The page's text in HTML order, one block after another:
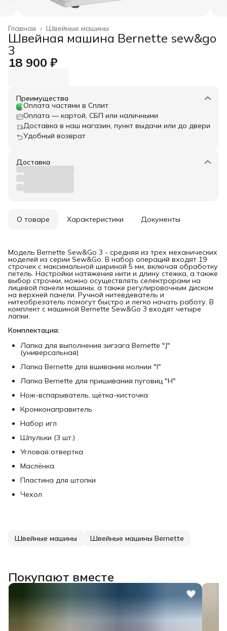
Швейные машины
Главная ›
Швейная машина Bernette sew&go
3
18 900 ₽
Преимущества
Оплата частями в Сплит
Оплата — картой, СБП или наличными
Доставка в наш магазин, пункт выдачи или до двери
Удобный возврат
Доставка
О товаре Характеристики Документы
Модель Bernette Sew&Go 3 - средняя из трех механических
моделей из серии Sew&Go. В набор операций входят 19
строчек с максимальной шириной 5 мм, включая обработку
петель. Настройки натяжения нити и длину стежка, а также
выбор строчки, можно осуществлять селектрорами на
лицевой панели машины, а также регулировочным диском
на верхней панели. Ручной нитевдеватель и
нитеобрезатель помогут быстро и легко начать работу. В
комплект с машиной Bernette Sew&Go 3 входят четыре
лапки.
Комплектация:
Лапка для выполнения зигзага Bernette "J"
(универсальная)
Лапка Bernette для вшивания молнии "I"
Лапка Bernette для пришивания пуговиц "H"
Нож-вспарыватель, щётка-кисточка
Кромконаправитель
Набор игл
Шпульки (3 шт.)
Угловая отвертка
Маслёнка
Пластина для штопки
Чехол
Швейные машины Швейные машины Bernette
Покупают вместе